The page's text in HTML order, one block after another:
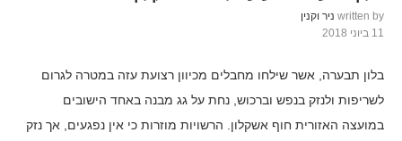
written by ניר וקנין
11 ביוני 2018
בלון תבערה, אשר שילחו מחבלים מכיוון רצועת עזה במטרה לגרום
לשריפות ולנזק בנפש וברכוש, נחת על גג מבנה באחד הישובים
במועצה האזורית חוף אשקלון. הרשויות מוזרות כי אין נפגעים, אך נזק